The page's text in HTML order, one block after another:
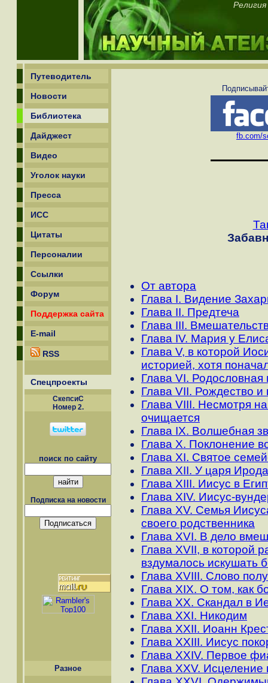
Религия
Путеводитель
Новости
Библиотека
Дайджест
Видео
Уголок науки
Пресса
ИСС
Цитаты
Персоналии
Ссылки
Форум
Поддержка сайта
E-mail
RSS
Спецпроекты
СкепсиС
Номер 2.
поиск по сайту
Подписка на новости
Разное
fb.com/
От автора
Глава I. Видение
Глава II. Предтеча
Глава III.
Глава IV. Мария у
Глава V, в которой
историей, хотя
Глава VI. Родословная
Глава VII. Рождество и
Глава VIII. Несмотря
очищается
Глава IX. Волшебная
Глава X. Поклонение
Глава XI. Святое
Глава XII. У царя
Глава XIII. Иисус в
Глава XIV. Иисус-
Глава XV. Семья
своего родственника
Глава XVI. В дело
Глава XVII, в которой
вздумалось искушать
Глава XVIII. Слово
Глава XIX. О том, как
Глава XX. Скандал в
Глава XXI. Никодим
Глава XXII. Иоанн
Глава XXIII. Иисус
Глава XXIV. Первое
Глава XXV. Исцеление